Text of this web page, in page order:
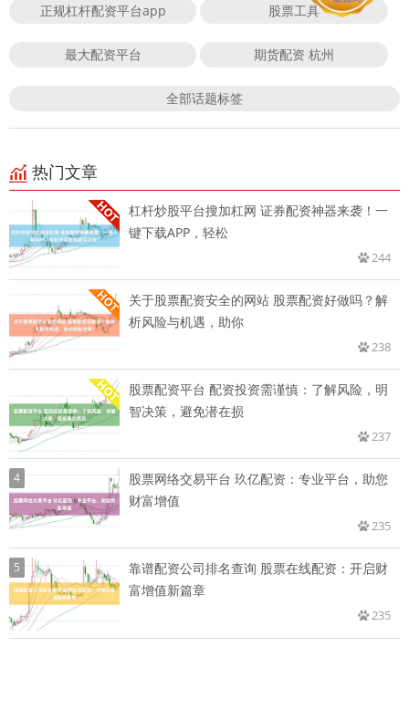
正规杠杆配资平台app 股票工具
最大配资平台 期货配资 杭州
全部话题标签
热门文章
杠杆炒股平台搜加杠网 证券配资神器来袭！一
键下载APP，轻松
244
关于股票配资安全的网站 股票配资好做吗？解
析风险与机遇，助你
238
股票配资平台 配资投资需谨慎：了解风险，明
智决策，避免潜在损
237
4
股票网络交易平台 玖亿配资：专业平台，助您
财富增值
235
5
靠谱配资公司排名查询 股票在线配资：开启财
富增值新篇章
235